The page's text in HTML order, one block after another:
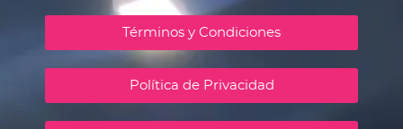
Términos y Condiciones
Política de Privacidad